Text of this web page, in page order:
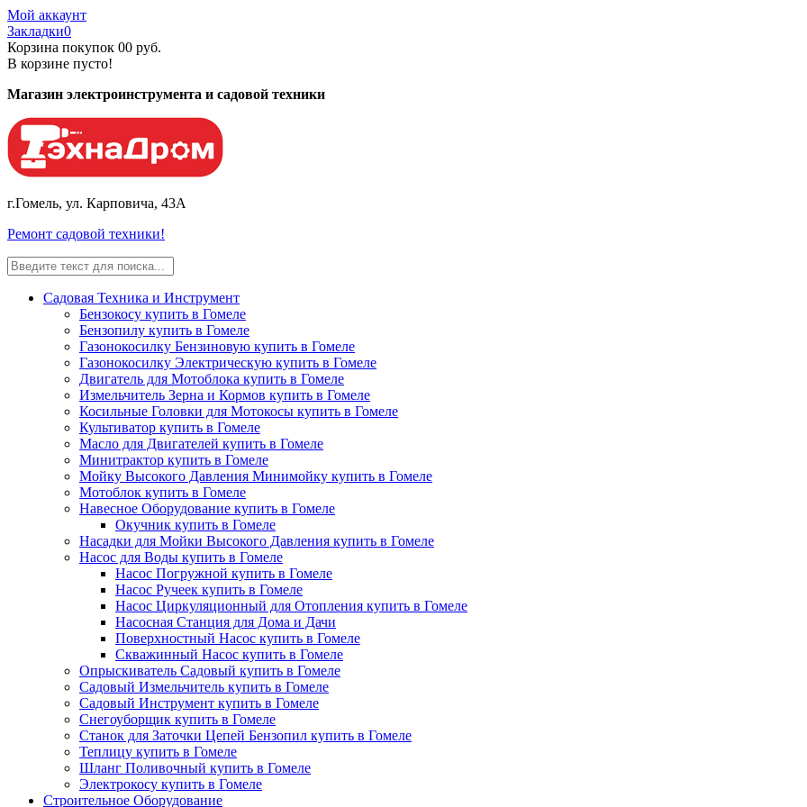
Мой аккаунт
Закладки0
Корзина покупок 00 руб.
В корзине пусто!
Магазин электроинструмента и садовой техники
г.Гомель, ул. Карповича, 43А
Ремонт садовой техники!
Садовая Техника и Инструмент
Бензокосу купить в Гомеле
Бензопилу купить в Гомеле
Газонокосилку Бензиновую купить в Гомеле
Газонокосилку Электрическую купить в Гомеле
Двигатель для Мотоблока купить в Гомеле
Измельчитель Зерна и Кормов купить в Гомеле
Косильные Головки для Мотокосы купить в Гомеле
Культиватор купить в Гомеле
Масло для Двигателей купить в Гомеле
Минитрактор купить в Гомеле
Мойку Высокого Давления Минимойку купить в Гомеле
Мотоблок купить в Гомеле
Навесное Оборудование купить в Гомеле
Окучник купить в Гомеле
Насадки для Мойки Высокого Давления купить в Гомеле
Насос для Воды купить в Гомеле
Насос Погружной купить в Гомеле
Насос Ручеек купить в Гомеле
Насос Циркуляционный для Отопления купить в Гомеле
Насосная Станция для Дома и Дачи
Поверхностный Насос купить в Гомеле
Скважинный Насос купить в Гомеле
Опрыскиватель Садовый купить в Гомеле
Садовый Измельчитель купить в Гомеле
Садовый Инструмент купить в Гомеле
Снегоуборщик купить в Гомеле
Станок для Заточки Цепей Бензопил купить в Гомеле
Теплицу купить в Гомеле
Шланг Поливочный купить в Гомеле
Электрокосу купить в Гомеле
Строительное Оборудование